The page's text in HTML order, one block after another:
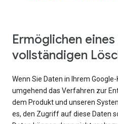
Ermöglichen
vollständigen
Wenn Sie Daten in Ihrem
umgehend das Verfahren zur
dem Produkt und unseren
es, den Zugriff auf diese Daten